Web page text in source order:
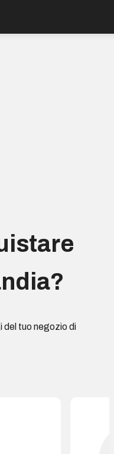
del tuo negozio di